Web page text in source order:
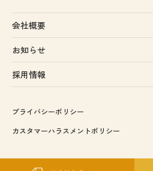
会社概要
お知らせ
採用情報
プライバシーポリシー
カスタマーハラスメントポリシー